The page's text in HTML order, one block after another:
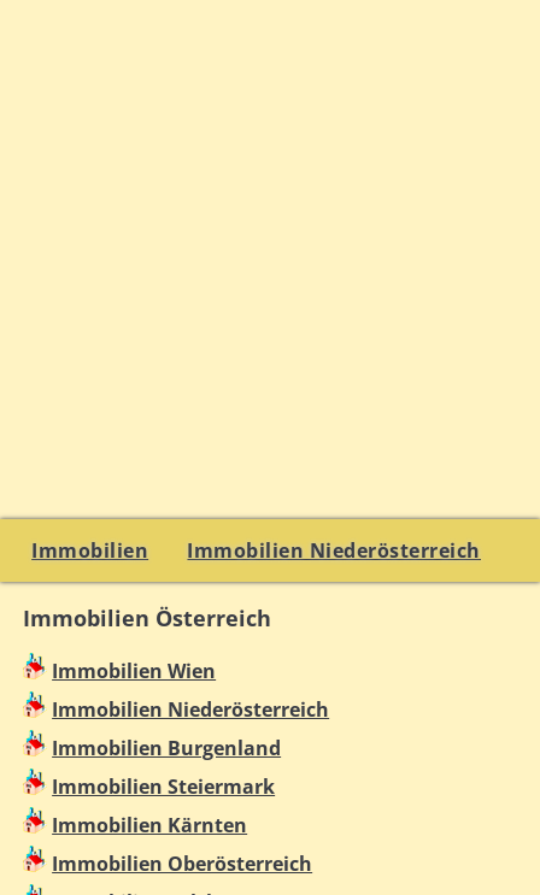
Immobilien Immobilien Niederösterreich
Immobilien Österreich
Immobilien Wien
Immobilien Niederösterreich
Immobilien Burgenland
Immobilien Steiermark
Immobilien Kärnten
Immobilien Oberösterreich